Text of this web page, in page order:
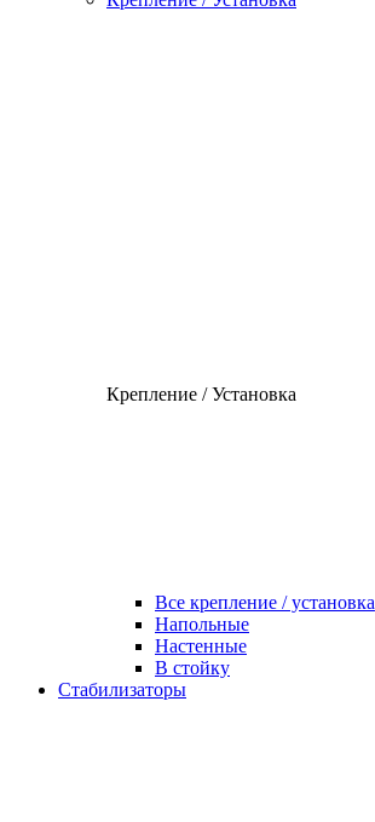
Крепление / Установка
Все крепление / установка
Напольные
Настенные
В стойку
Стабилизаторы